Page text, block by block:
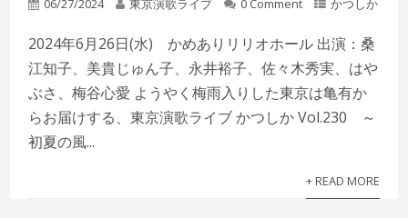
06/27/2024 東京演歌ライブ 0 Comment かつしか
2024年6月26日(水) かめありリリオホール 出演：桑
江知子、美貴じゅん子、永井裕子、佐々木秀実、はや
ぶさ、梅谷心愛 ようやく梅雨入りした東京は亀有か
らお届けする、東京演歌ライブ かつしか Vol.230 ～
初夏の風...
+ READ MORE